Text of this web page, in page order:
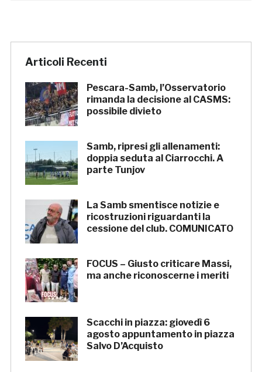
Articoli Recenti
Pescara-Samb, l’Osservatorio
rimanda la decisione al CASMS:
possibile divieto
Samb, ripresi gli allenamenti:
doppia seduta al Ciarrocchi. A
parte Tunjov
La Samb smentisce notizie e
ricostruzioni riguardanti la
cessione del club. COMUNICATO
FOCUS – Giusto criticare Massi,
ma anche riconoscerne i meriti
Scacchi in piazza: giovedì 6
agosto appuntamento in piazza
Salvo D’Acquisto